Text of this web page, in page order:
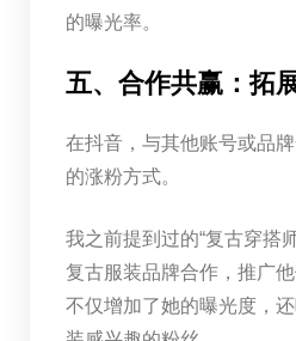
的曝光率。
五、合作共赢：拓
在抖音，与其他账号或品
的涨粉方式。
我之前提到过的“复古穿搭
复古服装品牌合作，推广
不仅增加了她的曝光度，